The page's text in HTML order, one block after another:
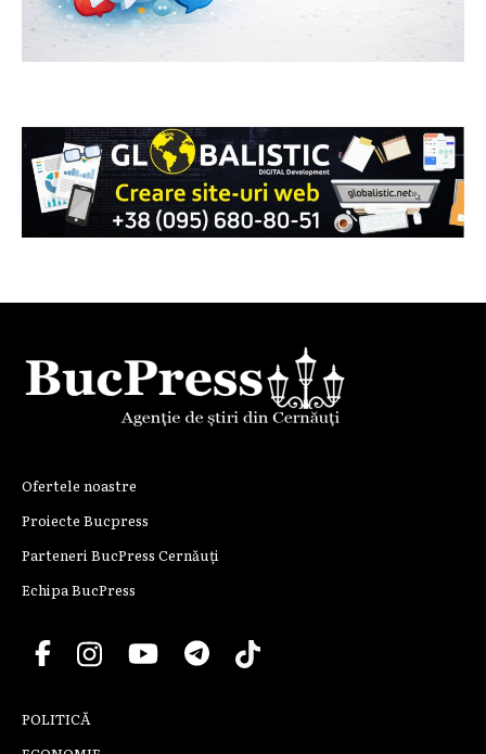
Ofertele noastre
Proiecte Bucpress
Parteneri BucPress Cernăuți
Echipa BucPress
POLITICĂ